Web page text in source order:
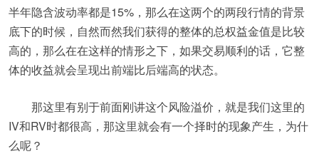
半年隐含波动率都是15%，那么在这两个的两段行情的背景
底下的时候，自然而然我们获得的整体的总权益金值是比较
高的，那么在在这样的情形之下，如果交易顺利的话，它整
体的收益就会呈现出前端比后端高的状态。
那这里有别于前面刚讲这个风险溢价，就是我们这里的
IV和RV时都很高，那这里就会有一个择时的现象产生，为什
么呢？